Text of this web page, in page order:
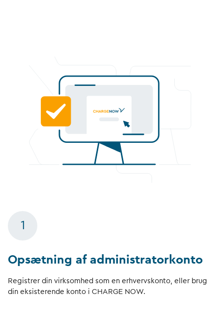
1
Opsætning af administratorkonto
Registrer din virksomhed som en erhvervskonto, eller brug
din eksisterende konto i CHARGE NOW.